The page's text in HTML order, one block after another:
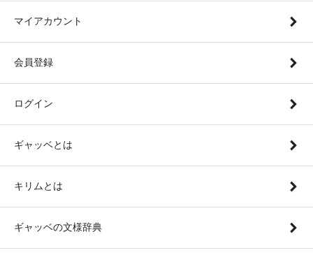
マイアカウント
会員登録
ログイン
ギャッベとは
キリムとは
ギャッベの文様辞典